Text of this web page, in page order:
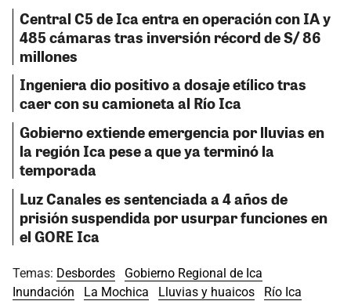
Central C5 de Ica entra en operación con IA y
485 cámaras tras inversión récord de S/ 86
millones
Ingeniera dio positivo a dosaje etílico tras
caer con su camioneta al Río Ica
Gobierno extiende emergencia por lluvias en
la región Ica pese a que ya terminó la
temporada
Luz Canales es sentenciada a 4 años de
prisión suspendida por usurpar funciones en
el GORE Ica
Temas: Desbordes
Gobierno Regional de Ica
Inundación
La Mochica Lluvias y huaicos Río Ica